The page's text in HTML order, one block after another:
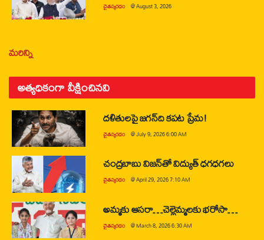
చైతన్యరధం @August 3, 2026
మరిన్ని
అత్యధికంగా వీక్షించినవి
దళితులపై జగన్‌ది కపట ప్రేమ!
చైతన్యరధం @July 9, 2026 6:00 AM
చంద్రబాబు విజన్‌తో విద్యుత్ ధగధగలు
చైతన్యరధం @April 29, 2026 7:10 AM
అమ్మకు ఆసరా…చెల్లెమ్మలకు భరోసా…
చైతన్యరధం @March 8, 2026 6:30 AM